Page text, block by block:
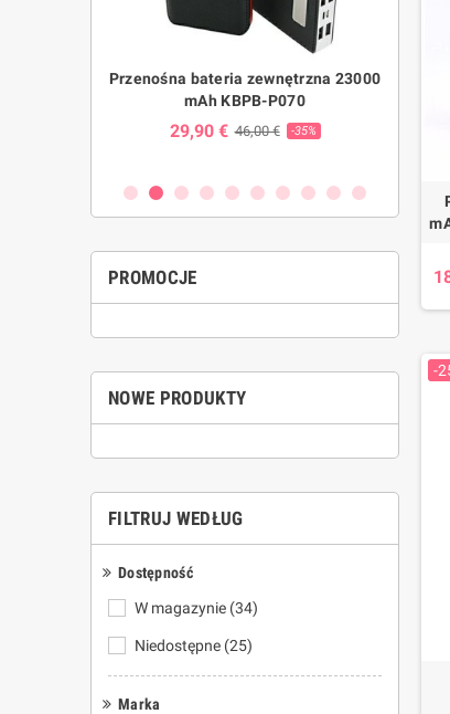
Przenośna bateria zewnętrzna 23000
mAh KBPB-P070
29,90 € 46,00 € -35%
PROMOCJE
NOWE PRODUKTY
FILTRUJ WEDŁUG
Dostępność
W magazynie (34)
Niedostępne (25)
Marka
-